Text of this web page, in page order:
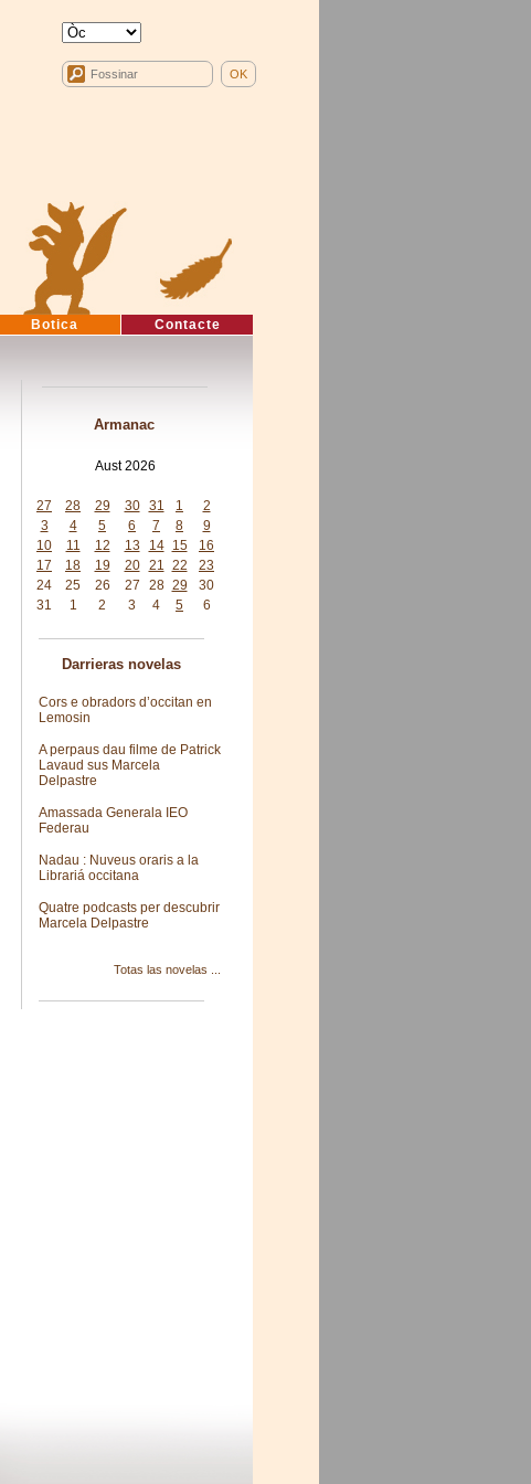
Botica Contacte
Armanac
Aust 2026
27
28 29 30 31 1
2
3
4 5 6 7 8
9
10
11 12 13 14 15
16
17
18 19 20 21 22
23
24
25 26 27 28 29
30
31
1 2 3 4 5 6
Darrieras novelas
Cors e obradors d’occitan en
Lemosin
A perpaus dau filme de Patrick
Lavaud sus Marcela
Delpastre
Amassada Generala IEO
Federau
Nadau : Nuveus oraris a la
Librariá occitana
Quatre podcasts per descubrir
Marcela Delpastre
Totas las novelas ...